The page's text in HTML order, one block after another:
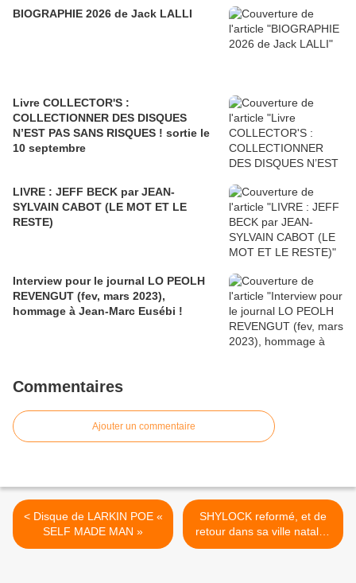
BIOGRAPHIE 2026 de Jack LALLI
Livre COLLECTOR'S :
COLLECTIONNER DES DISQUES
N’EST PAS SANS RISQUES ! sortie le
10 septembre
LIVRE : JEFF BECK par JEAN-
SYLVAIN CABOT (LE MOT ET LE
RESTE)
Interview pour le journal LO PEOLH
REVENGUT (fev, mars 2023),
hommage à Jean-Marc Eusébi !
Commentaires
Ajouter un commentaire
< Disque de LARKIN POE «
SELF MADE MAN »
SHYLOCK reformé, et de
retour dans sa ville natale :
NICE ! (article Strada sept.